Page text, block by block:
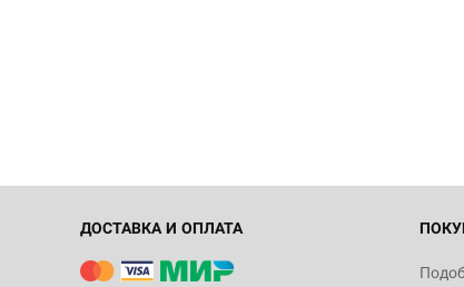
ДОСТАВКА И ОПЛАТА